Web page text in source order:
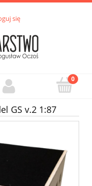
się
GS v.2 1:87